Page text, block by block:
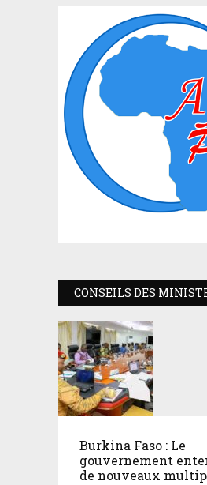
CONSEILS DES
Burkina Faso : Le
gouvernement
de nouveaux